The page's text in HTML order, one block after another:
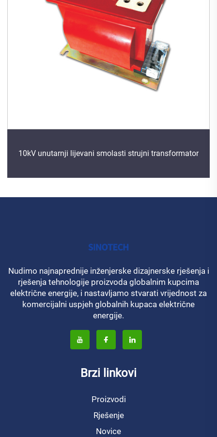
10kV unutarnji lijevani smolasti strujni transformator
Nudimo najnaprednije inženjerske dizajnerske rješenja i
rješenja tehnologije proizvoda globalnim kupcima
električne energije, i nastavljamo stvarati vrijednost za
komercijalni uspjeh globalnih kupaca električne
energije.
Brzi linkovi
Proizvodi
Rješenje
Novice